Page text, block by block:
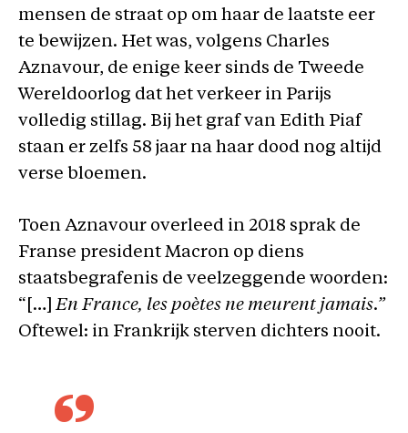
mensen de straat op om haar de laatste eer
te bewijzen. Het was, volgens Charles
Aznavour, de enige keer sinds de Tweede
Wereldoorlog dat het verkeer in Parijs
volledig stillag. Bij het graf van Edith Piaf
staan er zelfs 58 jaar na haar dood nog altijd
verse bloemen.
Toen Aznavour overleed in 2018 sprak de
Franse president Macron op diens
staatsbegrafenis de veelzeggende woorden:
“[…] En France, les poètes ne meurent jamais.”
Oftewel: in Frankrijk sterven dichters nooit.